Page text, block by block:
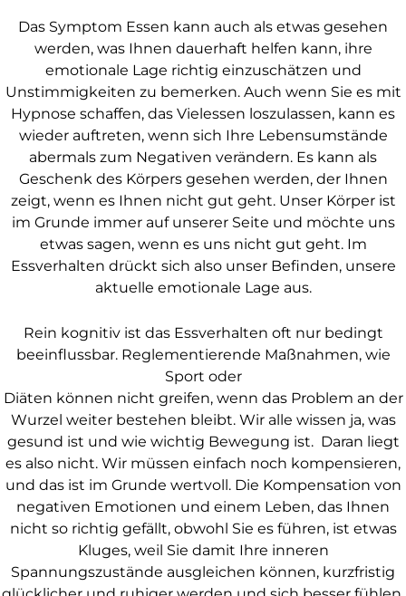
Das Symptom Essen kann auch als etwas gesehen
werden, was Ihnen dauerhaft helfen kann, ihre
emotionale Lage richtig einzuschätzen und
Unstimmigkeiten zu bemerken. Auch wenn Sie es mit
Hypnose schaffen, das Vielessen loszulassen, kann es
wieder auftreten, wenn sich Ihre Lebensumstände
abermals zum Negativen verändern. Es kann als
Geschenk des Körpers gesehen werden, der Ihnen
zeigt, wenn es Ihnen nicht gut geht. Unser Körper ist
im Grunde immer auf unserer Seite und möchte uns
etwas sagen, wenn es uns nicht gut geht. Im
Essverhalten drückt sich also unser Befinden, unsere
aktuelle emotionale Lage aus.
Rein kognitiv ist das Essverhalten oft nur bedingt
beeinflussbar. Reglementierende Maßnahmen, wie
Sport oder
Diäten können nicht greifen, wenn das Problem an der
Wurzel weiter bestehen bleibt. Wir alle wissen ja, was
gesund ist und wie wichtig Bewegung ist. Daran liegt
es also nicht. Wir müssen einfach noch kompensieren,
und das ist im Grunde wertvoll. Die Kompensation von
negativen Emotionen und einem Leben, das Ihnen
nicht so richtig gefällt, obwohl Sie es führen, ist etwas
Kluges, weil Sie damit Ihre inneren
Spannungszustände ausgleichen können, kurzfristig